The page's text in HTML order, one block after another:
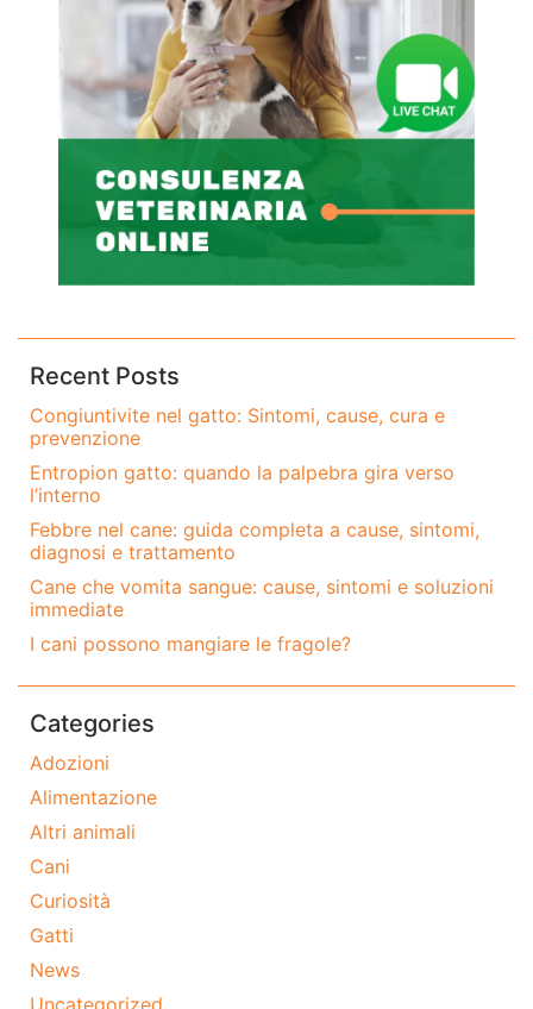
Recent Posts
Congiuntivite nel gatto: Sintomi, cause, cura e
prevenzione
Entropion gatto: quando la palpebra gira verso
l’interno
Febbre nel cane: guida completa a cause, sintomi,
diagnosi e trattamento
Cane che vomita sangue: cause, sintomi e soluzioni
immediate
I cani possono mangiare le fragole?
Categories
Adozioni
Alimentazione
Altri animali
Cani
Curiosità
Gatti
News